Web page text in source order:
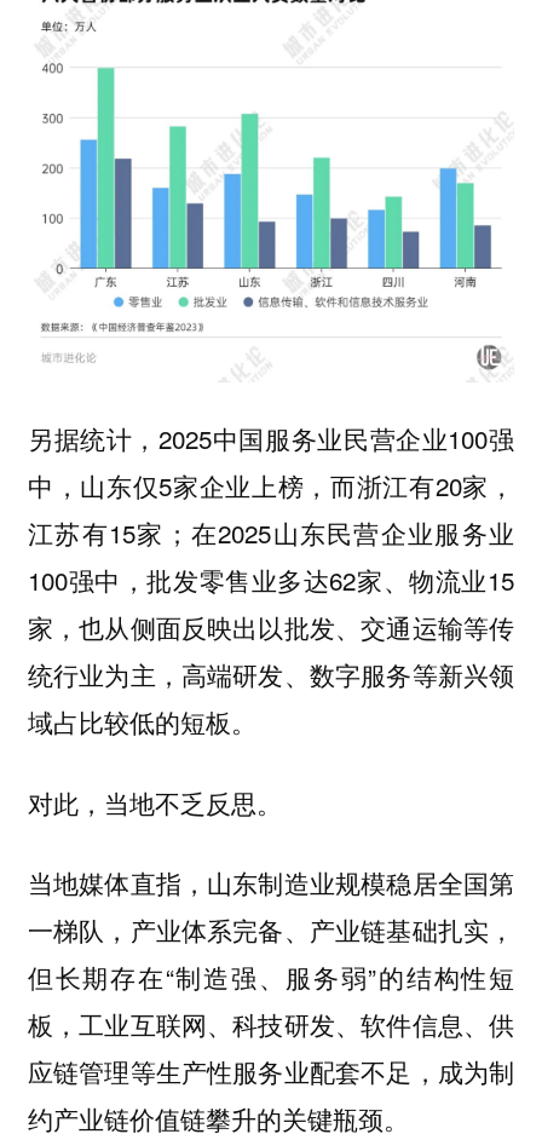
另据统计，2025中国服务业民营企业100强
中，山东仅5家企业上榜，而浙江有20家，
江苏有15家；在2025山东民营企业服务业
100强中，批发零售业多达62家、物流业15
家，也从侧面反映出以批发、交通运输等传
统行业为主，高端研发、数字服务等新兴领
域占比较低的短板。
对此，当地不乏反思。
当地媒体直指，山东制造业规模稳居全国第
一梯队，产业体系完备、产业链基础扎实，
但长期存在“制造强、服务弱”的结构性短
板，工业互联网、科技研发、软件信息、供
应链管理等生产性服务业配套不足，成为制
约产业链价值链攀升的关键瓶颈。